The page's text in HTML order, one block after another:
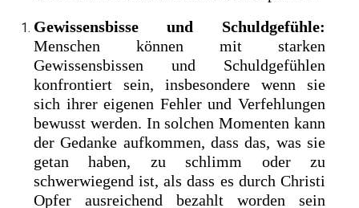
Gewissensbisse und Schuldgefühle:
Menschen können mit starken
Gewissensbissen und Schuldgefühlen
konfrontiert sein, insbesondere wenn sie
sich ihrer eigenen Fehler und Verfehlungen
bewusst werden. In solchen Momenten kann
der Gedanke aufkommen, dass das, was sie
getan haben, zu schlimm oder zu
schwerwiegend ist, als dass es durch Christi
Opfer ausreichend bezahlt worden sein